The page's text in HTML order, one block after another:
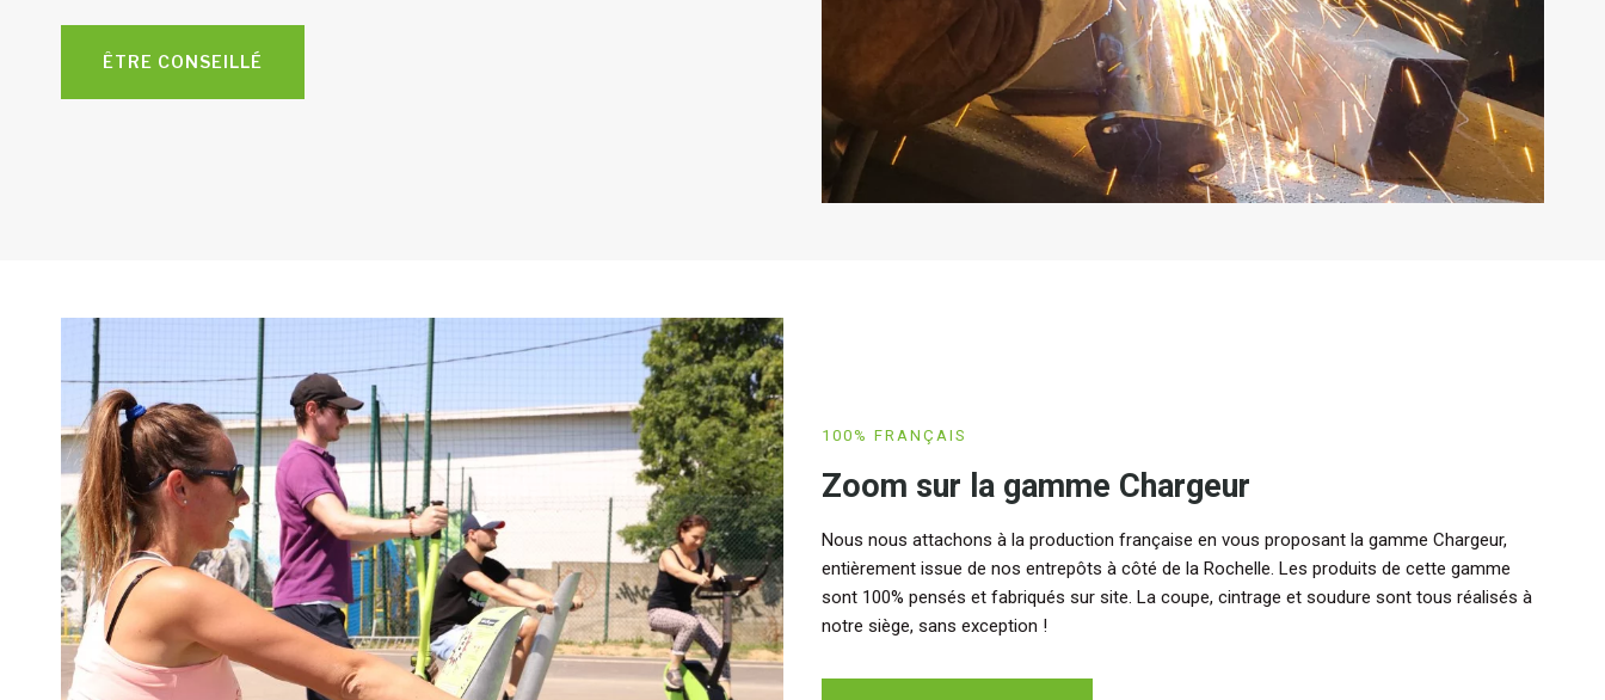
ÊTRE CONSEILLÉ
100% FRANÇAIS
Zoom sur la gamme Chargeur
Nous nous attachons à la production française en vous proposant la gamme Chargeur,
entièrement issue de nos entrepôts à côté de la Rochelle. Les produits de cette gamme
sont 100% pensés et fabriqués sur site. La coupe, cintrage et soudure sont tous réalisés à
notre siège, sans exception !